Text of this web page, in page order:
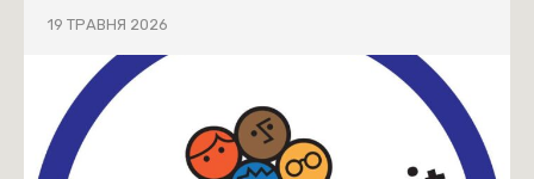
19 ТРАВНЯ 2026